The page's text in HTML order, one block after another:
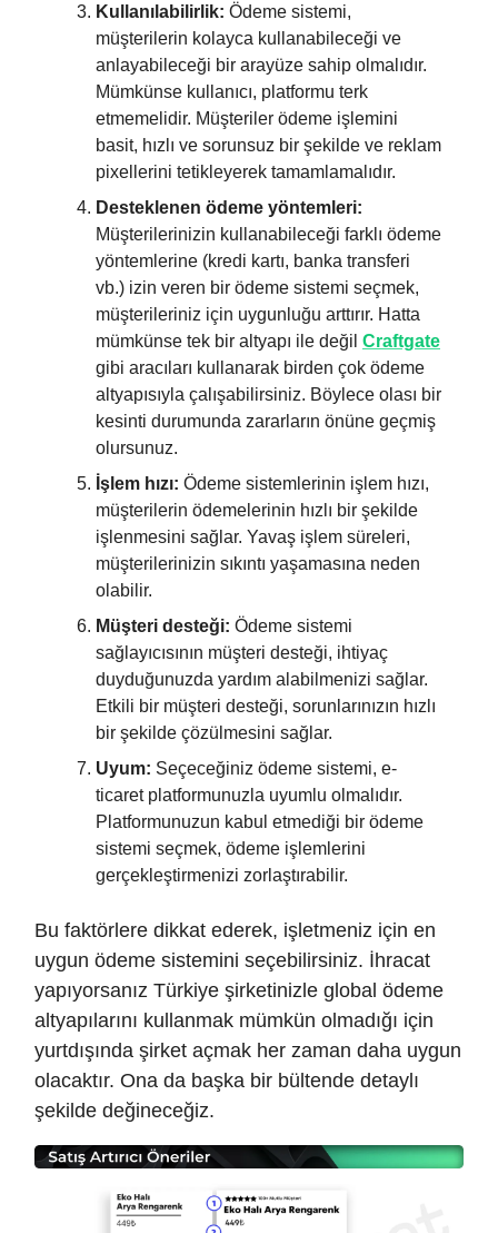
Kullanılabilirlik: Ödeme sistemi,
müşterilerin kolayca kullanabileceği ve
anlayabileceği bir arayüze sahip olmalıdır.
Mümkünse kullanıcı, platformu terk
etmemelidir. Müşteriler ödeme işlemini
basit, hızlı ve sorunsuz bir şekilde ve reklam
pixellerini tetikleyerek tamamlamalıdır.
Desteklenen ödeme yöntemleri:
Müşterilerinizin kullanabileceği farklı ödeme
yöntemlerine (kredi kartı, banka transferi
vb.) izin veren bir ödeme sistemi seçmek,
müşterileriniz için uygunluğu arttırır. Hatta
mümkünse tek bir altyapı ile değil Craftgate
gibi aracıları kullanarak birden çok ödeme
altyapısıyla çalışabilirsiniz. Böylece olası bir
kesinti durumunda zararların önüne geçmiş
olursunuz.
İşlem hızı: Ödeme sistemlerinin işlem hızı,
müşterilerin ödemelerinin hızlı bir şekilde
işlenmesini sağlar. Yavaş işlem süreleri,
müşterilerinizin sıkıntı yaşamasına neden
olabilir.
Müşteri desteği: Ödeme sistemi
sağlayıcısının müşteri desteği, ihtiyaç
duyduğunuzda yardım alabilmenizi sağlar.
Etkili bir müşteri desteği, sorunlarınızın hızlı
bir şekilde çözülmesini sağlar.
Uyum: Seçeceğiniz ödeme sistemi, e-
ticaret platformunuzla uyumlu olmalıdır.
Platformunuzun kabul etmediği bir ödeme
sistemi seçmek, ödeme işlemlerini
gerçekleştirmenizi zorlaştırabilir.
Bu faktörlere dikkat ederek, işletmeniz için en
uygun ödeme sistemini seçebilirsiniz. İhracat
yapıyorsanız Türkiye şirketinizle global ödeme
altyapılarını kullanmak mümkün olmadığı için
yurtdışında şirket açmak her zaman daha uygun
olacaktır. Ona da başka bir bültende detaylı
şekilde değineceğiz.